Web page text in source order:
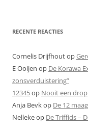
RECENTE REACTIES
Cornelis Drijfhoutop
E Ooijen op De Korawa
zonsverduistering”
12345op Nooit een drop
Anja Bevkop De 12
Nellekeop De Triffids –